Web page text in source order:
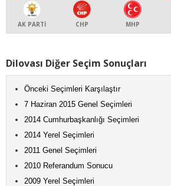
AK PARTİ CHP MHP
Dilovası Diğer Seçim Sonuçları
Önceki Seçimleri Karşılaştır
7 Haziran 2015 Genel Seçimleri
2014 Cumhurbaşkanlığı Seçimleri
2014 Yerel Seçimleri
2011 Genel Seçimleri
2010 Referandum Sonucu
2009 Yerel Seçimleri